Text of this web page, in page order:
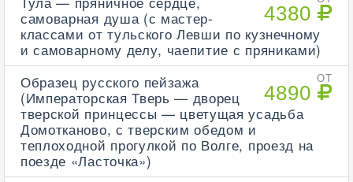
4380
самоварная душа (с мастер-
классами от тульского Левши по кузнечному
и самоварному делу, чаепитие с пряниками)
ОТ
4890
Образец русского пейзажа
(Императорская Тверь — дворец
тверской принцессы — цветущая усадьба
Домотканово, с тверским обедом и
теплоходной прогулкой по Волге, проезд на
поезде «Ласточка»)